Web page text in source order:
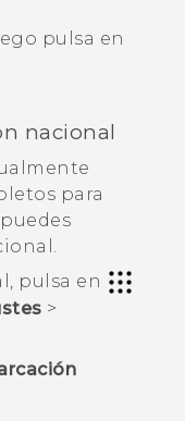
pulsa en
nacional
para
, pulsa en
>